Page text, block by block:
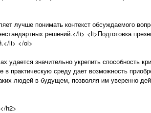
лучше понимать контекст обсуждаемого
решений.</li> <li>Подготовка
li> </ol>
удается значительно укрепить способность
среду дает возможность
людей в будущем, позволяя им уверенно
h2>